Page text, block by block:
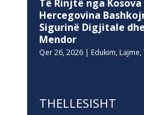
Të Rinjtë nga
Hercegovina
Sigurinë Digjitale
Mendor
Qer 26, 2026| Edukim, Lajme,
THELLESISHT